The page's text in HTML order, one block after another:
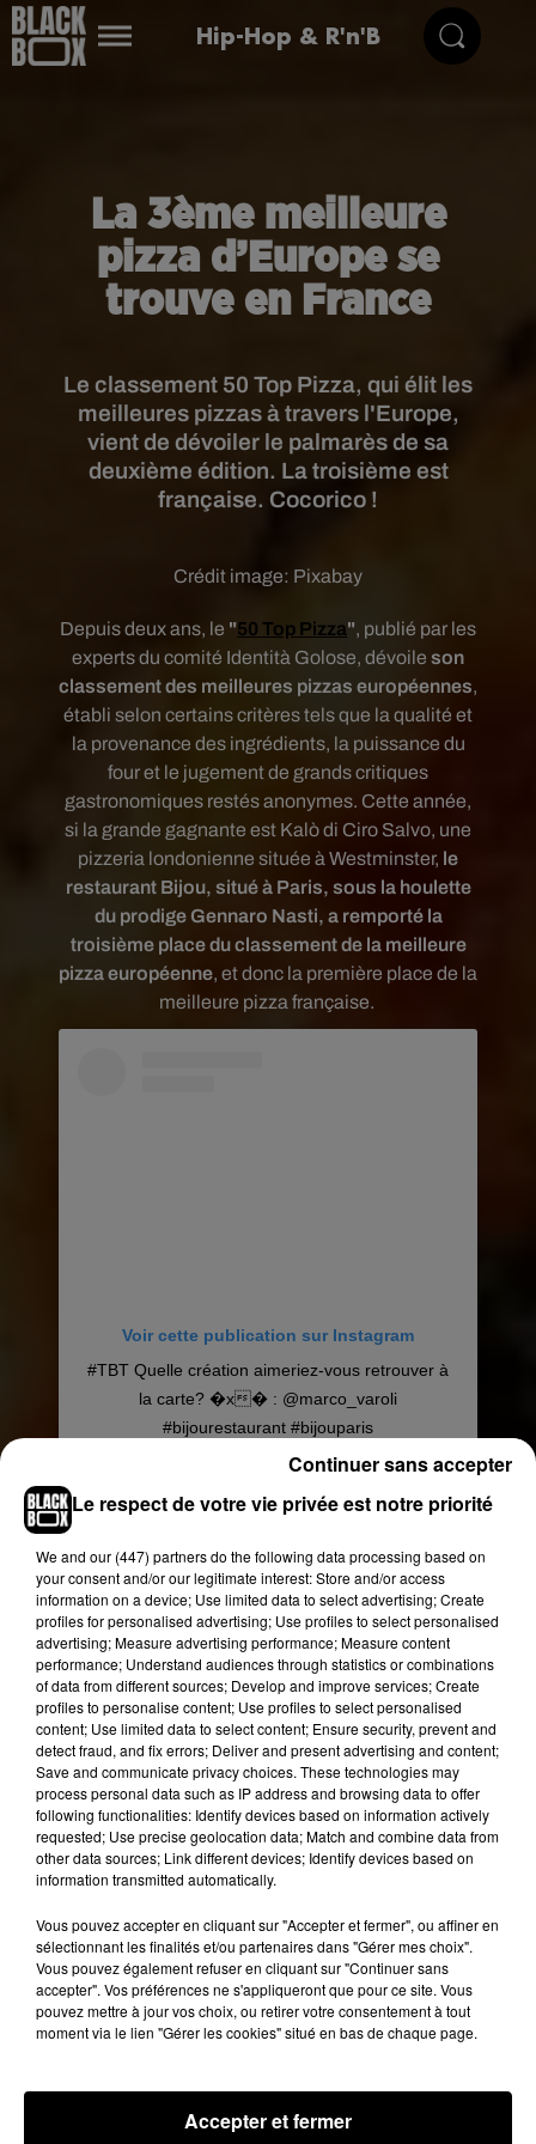
Hip-Hop & R'n'B
La 3ème meilleure
pizza d’Europe se
trouve en France
Le classement 50 Top Pizza, qui élit les
meilleures pizzas à travers l'Europe,
vient de dévoiler le palmarès de sa
deuxième édition. La troisième est
française. Cocorico !
Crédit image: Pixabay
Depuis deux ans, le "50 Top Pizza", publié par les
experts du comité Identità Golose, dévoile son
classement des meilleures pizzas européennes,
établi selon certains critères tels que la qualité et
la provenance des ingrédients, la puissance du
four et le jugement de grands critiques
gastronomiques restés anonymes. Cette année,
si la grande gagnante est Kalò di Ciro Salvo, une
pizzeria londonienne située à Westminster, le
restaurant Bijou, situé à Paris, sous la houlette
du prodige Gennaro Nasti, a remporté la
troisième place du classement de la meilleure
pizza européenne, et donc la première place de la
meilleure pizza française.
Voir cette publication sur Instagram
#TBT Quelle création aimeriez-vous retrouver à
la carte? �x� : @marco_varoli
#bijourestaurant #bijouparis
#restaurantgastronomique #gastronomie
#backintime #restaurantparis #montmartre
Une publication partagée parBijou(@bijou_restaurant) le
Nous avons l’honneur d’être une nouvelle fois
primés par @gambero_rosso « Top Italian
Restaurants 2020 » �x� @gennaro_nasti_ &
toute l’équipe! #bijourestaurant #bijouparis
#italianrestaurant #restaurantgastronomique
#gennaronasti
Le respect de votre vie privée est notre priorité
We and our (447) partnersdo the following data processing based on
your consent and/or our legitimate interest: Store and/or access
information on a device; Use limited data to select advertising; Create
profiles for personalised advertising; Use profiles to select personalised
advertising; Measure advertising performance; Measure content
performance; Understand audiences through statistics or combinations
of data from different sources; Develop and improve services; Create
profiles to personalise content; Use profiles to select personalised
content; Use limited data to select content; Ensure security, prevent and
detect fraud, and fix errors; Deliver and present advertising and content;
Save and communicate privacy choices. These technologies may
process personal data such as IP address and browsing data to offer
following functionalities: Identify devices based on information actively
requested; Use precise geolocation data; Match and combine data from
other data sources; Link different devices; Identify devices based on
information transmitted automatically.
Vous pouvez accepter en cliquant sur "Accepter et fermer", ou affiner en
sélectionnant les finalités et/ou partenaires dans "Gérer mes choix".
Vous pouvez également refuser en cliquant sur "Continuer sans
accepter". Vos préférences ne s'appliqueront que pour ce site. Vous
pouvez mettre à jour vos choix, ou retirer votre consentement à tout
moment via le lien "Gérer les cookies" situé en bas de chaque page.
Accepter et fermer
Continuer sans accepter